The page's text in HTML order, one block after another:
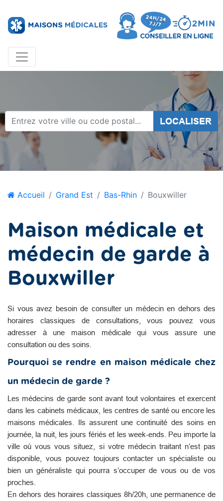
LOCALISER
Accueil Grand Est Bas-Rhin Bouxwiller
Maison médicale et
médecin de garde à
Bouxwiller
Si vous avez besoin de consulter un médecin en dehors des
horaires classiques de consultations, vous pouvez vous
adresser à une maison médicale qui vous assure une
consultation ou des soins.
Pourquoi se rendre en maison médicale chez
un médecin de garde ?
Les médecins de garde sont avant tout volontaires et exercent
dans les cabinets médicaux, les centres de santé ou encore les
maisons médicales. Ils assurent une continuité des soins en
journée, la nuit, les jours fériés et les week-ends. Peu importe la
ville où vous vous situez, si votre médecin traitant n’est pas
disponible, vous pouvez toujours contacter un spécialiste ou
bien un généraliste qui pourra s’occuper de vous ou de vos
proches.
En dehors des horaires classiques 8h/20h, une permanence de